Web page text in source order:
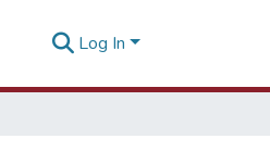
Log In